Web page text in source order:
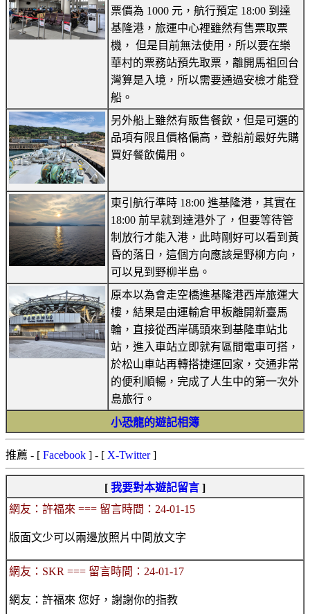
票價為 1000 元，航行預定 18:00 到達
基隆港，旅運中心裡雖然有售票取票
機， 但是目前無法使用，所以要在樂
華村的票務站預先取票，離開馬祖回台
灣算是入境，所以需要通過安檢才能登
船。
另外船上雖然有販售餐飲，但是可選的
品項有限且價格偏高，登船前最好先購
買好餐飲備用。
東引航行準時 18:00 進基隆港，其實在
18:00 前早就到達港外了，但要等待管
制放行才能入港，此時剛好可以看到黃
昏的落日，這個方向應該是野柳方向，
可以見到野柳半島。
原本以為會走空橋進基隆港西岸旅運大
樓，結果是由運輸倉甲板離開新臺馬
輪，直接從西岸碼頭來到基隆車站北
站，進入車站立即就有區間電車可搭，
於松山車站再轉搭捷運回家，交通非常
的便利順暢，完成了人生中的第一次外
島旅行。
小恐龍的遊記相簿
推薦 - [ Facebook ] - [ X-Twitter]
[ 我要對本遊記留言 ]
網友：許福來 === 留言時間：24-01-15
版面文少可以兩邊放照片中間放文字
網友：SKR === 留言時間：24-01-17
網友：許福來 您好，謝謝你的指教